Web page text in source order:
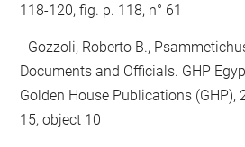
118-120, fig. p. 118, n° 61
Gozzoli, Roberto B.,
Documents and Officials. GHP
Golden House Publications (GHP),
15, object 10